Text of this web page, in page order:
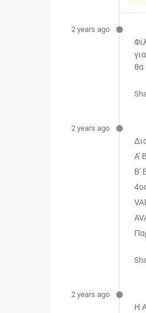
2 years ago
θα
2 years ago
Α'
Β'
2 years ago
Η